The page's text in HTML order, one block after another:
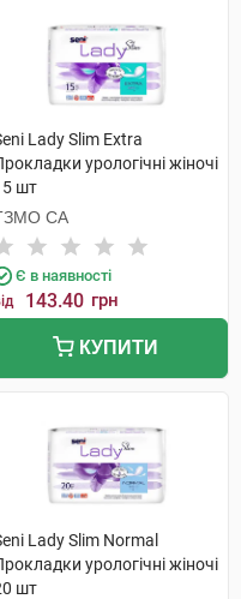
Lady Slim Extra
урологічні жіночі
шт
СА
Є в наявності
143.40 грн
КУПИТИ
Lady Slim Normal
урологічні жіночі
шт